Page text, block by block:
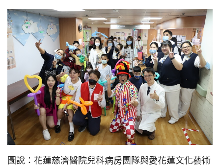
圖說：花蓮慈濟醫院兒科病房團隊與愛花蓮文化藝術